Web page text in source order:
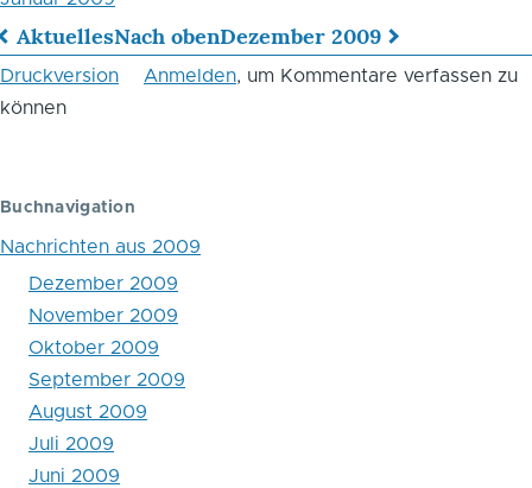
Links
für
Blättern
im
Buch
Nachrichten
aus
2009
AktuellesNach obenDezember 2009
Druckversion Anmelden, um Kommentare verfassen zu
können
Buchnavigation
Nachrichten aus 2009
Dezember 2009
November 2009
Oktober 2009
September 2009
August 2009
Juli 2009
Juni 2009